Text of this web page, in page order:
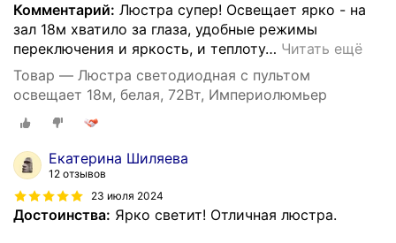
Комментарий: Люстра супер! Освещает ярко - на
зал 18м хватило за глаза, удобные режимы
переключения и яркость, и теплоту… Читать ещё
Товар — Люстра светодиодная с пультом
освещает 18м, белая, 72Вт, Империолюмьер
Екатерина Шиляева
12 отзывов
23 июля 2024
Достоинства: Ярко светит! Отличная люстра.